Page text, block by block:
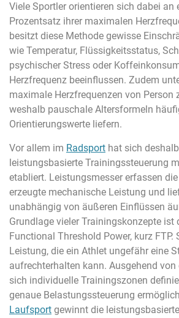
Viele Sportler orientieren sich dabei an
Prozentsatz ihrer maximalen
besitzt diese Methode gewisse
wie Temperatur, Flüssigkeitsstatus,
psychischer Stress oder
Herzfrequenz beeinflussen. Zudem
maximale Herzfrequenzen von Person
weshalb pauschale Altersformeln
Orientierungswerte liefern.
Vor allem im Radsport hat sich
leistungsbasierte Trainingssteuerung
etabliert. Leistungsmesser erfassen
erzeugte mechanische Leistung und
unabhängig von äußeren Einflüssen
Grundlage vieler Trainingskonzepte ist
Functional Threshold Power, kurz FTP.
Leistung, die ein Athlet ungefähr eine
aufrechterhalten kann. Ausgehend von
sich individuelle Trainingszonen
genaue Belastungssteuerung
Laufsport gewinnt die